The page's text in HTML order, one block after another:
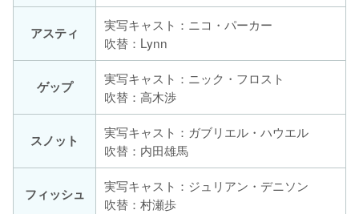
アスティ
実写キャスト：ニコ・パーカー
吹替：Lynn
ゲップ
実写キャスト：ニック・フロスト
吹替：高木渉
スノット
実写キャスト：ガブリエル・ハウエル
吹替：内田雄馬
フィッシュ
実写キャスト：ジュリアン・デニソン
吹替：村瀬歩